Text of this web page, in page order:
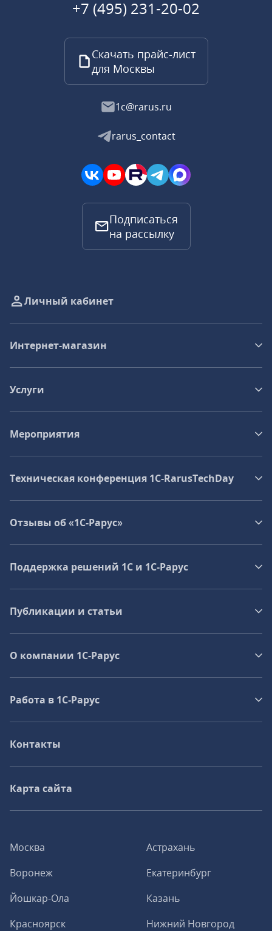
+7 (495) 231-20-02
Скачать прайс-лист
для Москвы
1c@rarus.ru
rarus_contact
Подписаться
на рассылку
Москва
Астрахань
Воронеж
Екатеринбург
Йошкар-Ола
Казань
Красноярск
Нижний Новгород
Личный кабинет
Интернет-магазин
Услуги
Мероприятия
Техническая конференция 1C‑RarusTechDay
Отзывы об «1С-Рарус»
Поддержка решений 1С и 1С‑Рарус
Публикации и статьи
О компании 1C-Рарус
Работа в 1С‑Рарус
Контакты
Карта сайта